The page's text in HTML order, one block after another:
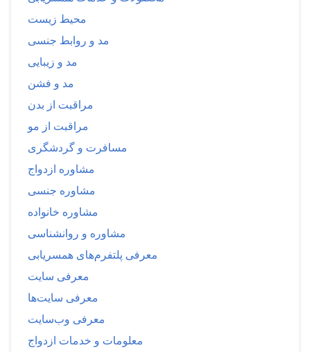
محیط زیست
مد و روابط جنسی
مد و زیبایی
مد و فشن
مراقبت از بدن
مراقبت از مو
مسافرت و گردشگری
مشاوره ازدواج
مشاوره جنسی
مشاوره خانواده
مشاوره و روانشناسی
معرفی پلتفرم‌های همسریابی
معرفی سایت
معرفی سایت‌ها
معرفی وب‌سایت
معلومات و خدمات ازدواج